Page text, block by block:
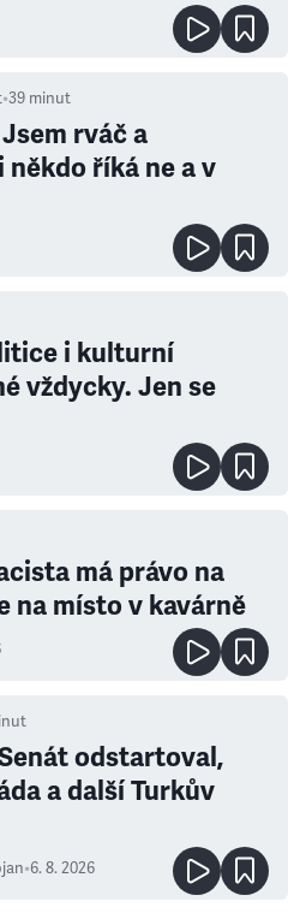
•39 minut
rváč a
někdo říká ne a v
i kulturní
vždycky. Jen se
má právo na
na místo v kavárně
odstartoval,
a další Turkův
•6. 8. 2026